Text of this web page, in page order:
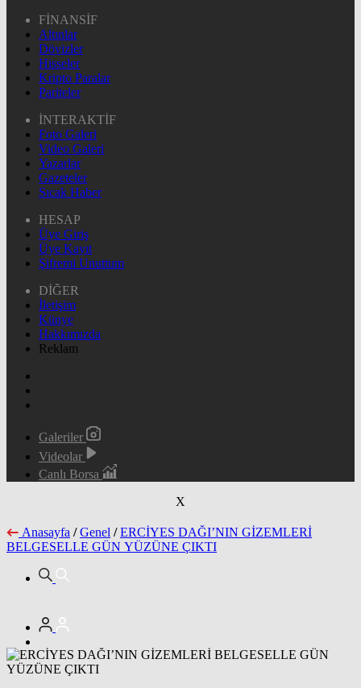
FİNANSİF
Altınlar
Dövizler
Hisseler
Kripto Paralar
Pariteler
İNTERAKTİF
Foto Galeri
Video Galeri
Yazarlar
Gazeteler
Sıcak Haber
HESAP
Üye Giriş
Üye Kayıt
Şifremi Unuttum
DİĞER
İletişim
Künye
Hakkımızda
Reklam
Galeriler
Videolar
Canlı Borsa
X
Anasayfa / Genel / ERCİYES DAĞI’NIN GİZEMLERİ
BELGESELLE GÜN YÜZÜNE ÇIKTI